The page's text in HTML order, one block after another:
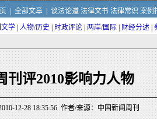
全部文章| 谈法论道 法律文书 法律常识 案例
学 人物/历史 时政评论 两岸/国际 财经分述
刊评2010影响力人物
12-28 18:35:56 作者/来源：中国新闻周刊